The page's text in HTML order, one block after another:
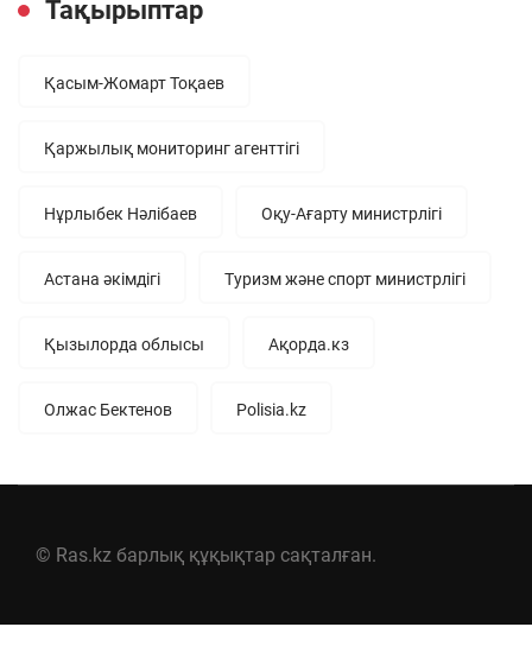
Тақырыптар
Қасым-Жомарт Тоқаев
Қаржылық мониторинг агенттігі
Нұрлыбек Нәлібаев Оқу-Ағарту министрлігі
Астана әкімдігі Туризм және спорт министрлігі
Қызылорда облысы Ақорда.кз
Олжас Бектенов Polisia.kz
© Ras.kz барлық құқықтар сақталған.